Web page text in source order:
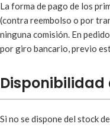
La forma de pago de los
(contra reembolso o por
ninguna comisión. En
por giro bancario, previo
Si no se dispone del stock